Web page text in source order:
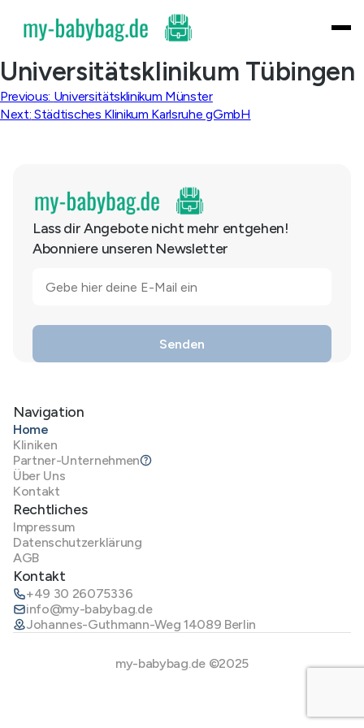
content
Universitätsklinikum Tübingen
Beitragsnavigation
Previous: Universitätsklinikum Münster
Next: Städtisches Klinikum Karlsruhe gGmbH
Lass dir Angebote nicht mehr entgehen!
Abonniere unseren Newsletter
Navigation
Home
Kliniken
Partner-Unternehmen
Über Uns
Kontakt
Rechtliches
Impressum
Datenschutzerklärung
AGB
Kontakt
+49 30 26075336
info@my-babybag.de
Johannes-Guthmann-Weg 14089 Berlin
my-babybag.de ©2025